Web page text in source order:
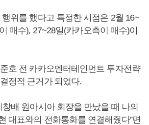
위를 했다고 특정한 시점은 2월 16~
매수), 27~28일(카카오측이 매수)이
호 전 카카오엔터테인먼트 투자전략
정적 근거가 되었다.
창배 원아시아 회장을 만났을 때 나의
대표와의 전화통화를 연결해줬다”면